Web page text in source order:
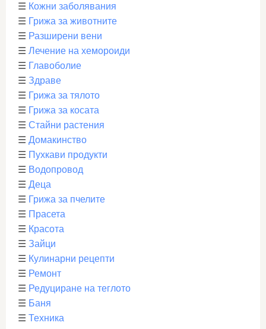
☰ Кожни заболявания
☰ Грижа за животните
☰ Разширени вени
☰ Лечение на хемороиди
☰ Главоболие
☰ Здраве
☰ Грижа за тялото
☰ Грижа за косата
☰ Стайни растения
☰ Домакинство
☰ Пухкави продукти
☰ Водопровод
☰ Деца
☰ Грижа за пчелите
☰ Прасета
☰ Красота
☰ Зайци
☰ Кулинарни рецепти
☰ Ремонт
☰ Редуциране на теглото
☰ Баня
☰ Техника